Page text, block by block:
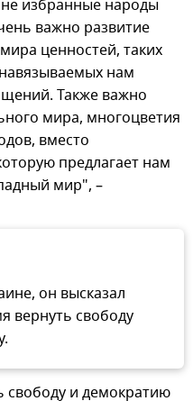
избранные народы
важно развитие
ценностей, таких
нам
Также важно
мира, многоцветия
вместо
предлагает нам
мир", –
он высказал
вернуть свободу
свободу и демократию